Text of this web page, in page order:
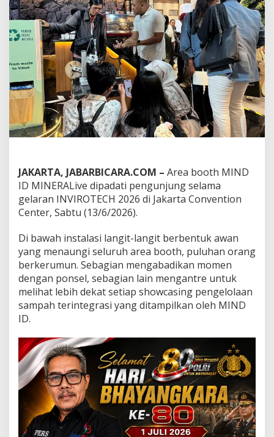
a
g
g
o
t
,
B
o
o
t
h
M
E
R
A
L
i
M
I
N
D
D
J
i
I
n
s
p
i
a
JAKARTA, JABARBICARA.COM – Area booth MIND
ID MINERALive dipadati pengunjung selama
gelaran INVIROTECH 2026 di Jakarta Convention
Center, Sabtu (13/6/2026).
Di bawah instalasi langit-langit berbentuk awan
yang menaungi seluruh area booth, puluhan orang
berkerumun. Sebagian mengabadikan momen
dengan ponsel, sebagian lain mengantre untuk
melihat lebih dekat setiap showcasing pengelolaan
sampah terintegrasi yang ditampilkan oleh MIND
ID.